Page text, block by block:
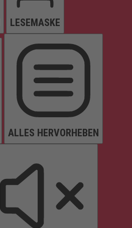
LESEMASKE
ALLES HERVORHEBEN